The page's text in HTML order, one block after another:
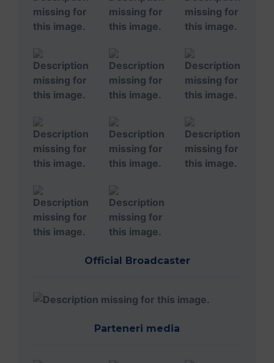
Official Broadcaster
Parteneri media